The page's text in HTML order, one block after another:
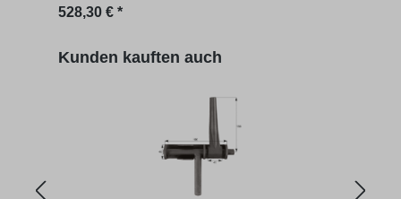
Regulärer Preis:
528,30 € *
Produktgalerie überspringen
Kunden kauften auch